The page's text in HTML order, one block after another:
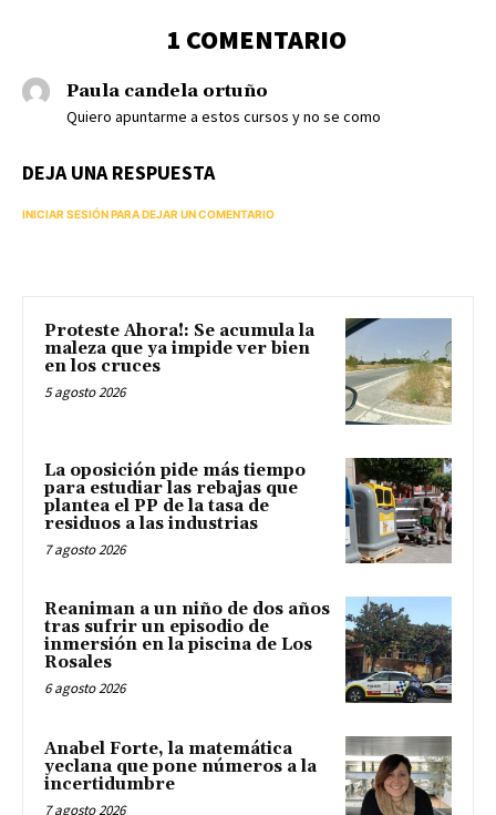
1 COMENTARIO
Paula candela ortuño
Quiero apuntarme a estos cursos y no se como
DEJA UNA RESPUESTA
INICIAR SESIÓN PARA DEJAR UN COMENTARIO
Proteste Ahora!: Se acumula la
maleza que ya impide ver bien
en los cruces
5 agosto 2026
La oposición pide más tiempo
para estudiar las rebajas que
plantea el PP de la tasa de
residuos a las industrias
7 agosto 2026
Reaniman a un niño de dos años
tras sufrir un episodio de
inmersión en la piscina de Los
Rosales
6 agosto 2026
Anabel Forte, la matemática
yeclana que pone números a la
incertidumbre
7 agosto 2026